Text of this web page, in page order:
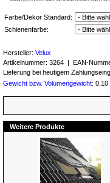
Farbe/Dekor Standard:
Schienenfarbe:
Hersteller: Velux
Artikelnummer: 3264 | EAN-
Lieferung bei heutigem
Gewicht bzw. Volumengewicht: 0,10
Weitere Produkte